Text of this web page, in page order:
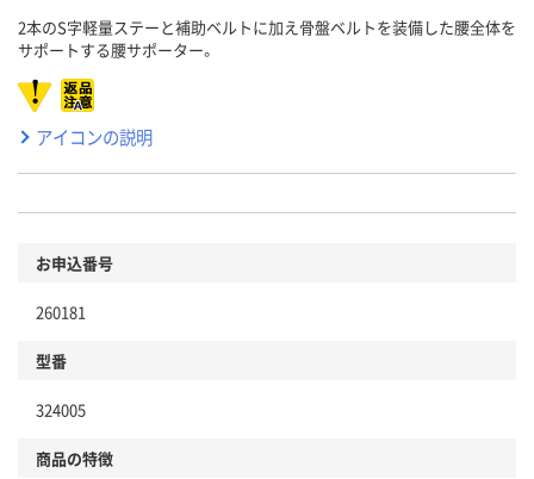
2本のS字軽量ステーと補助ベルトに加え骨盤ベルトを装備した腰全体を
サポートする腰サポーター。
アイコンの説明
お申込番号
260181
型番
324005
商品の特徴